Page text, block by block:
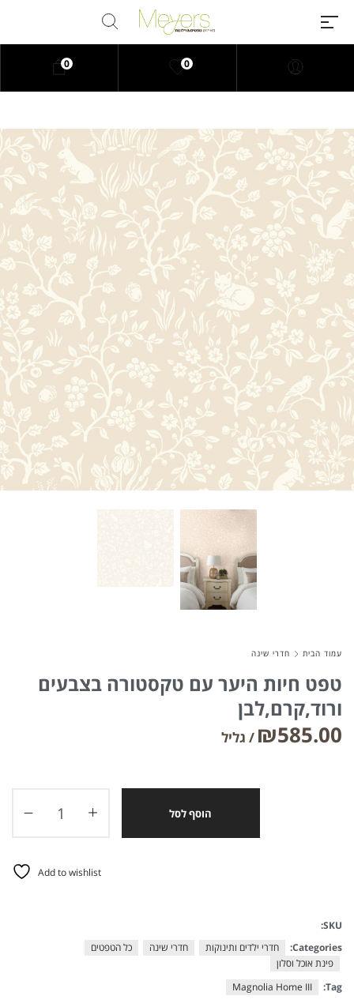
Millions of people around the
world visit Envato to buy and sell
creative assets, use smart design
templates, learn creative skills or
even hire freelancers. With an
industry-leading marketplace
paired with an unlimited
subscription service, Envato
helps creatives like you get
projects done faster.
About Envato
Careers
Privacy Policy
Community
0
0
עמוד הבית חדרי שינה
טפט חיות היער עם טקסטורה בצבעים
ורוד,קרם,לבן
₪585.00
הוסף לסל
Add to wishlist
SKU:
Categories:
חדרי ילדים ותינוקות חדרי שינה
כל הטפטים
פינת אוכל וסלון
Tag:
Magnolia Home III